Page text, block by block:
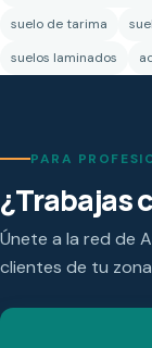
suelo de tarima
suelos laminados
PARA
¿Trabajas
Únete a la red de
clientes de tu